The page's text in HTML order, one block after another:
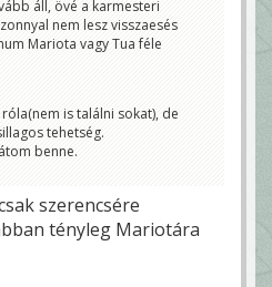
áll, övé a karmesteri
nem lesz visszaesés
Mariota vagy Tua féle
is találni sokat), de
tehetség.
benne.
szerencsére
tényleg Mariotára